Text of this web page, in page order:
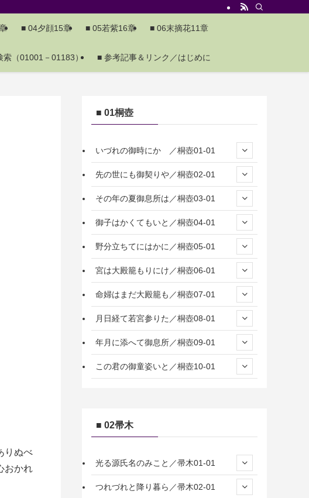
■ 04夕顔15章 ■ 05若紫16章 ■ 06末摘花11章
索（01001－01183） ■ 参考記事＆リンク／はじめに
りぬべ
おかれ
■ 01桐壺
いづれの御時にか ／桐壺01-01
先の世にも御契りや／桐壺02-01
その年の夏御息所は／桐壺03-01
御子はかくてもいと／桐壺04-01
野分立ちてにはかに／桐壺05-01
宮は大殿籠もりにけ／桐壺06-01
命婦はまだ大殿籠も／桐壺07-01
月日経て若宮参りた／桐壺08-01
年月に添へて御息所／桐壺09-01
この君の御童姿いと／桐壺10-01
■ 02帚木
光る源氏名のみこと／帚木01-01
つれづれと降り暮ら／帚木02-01